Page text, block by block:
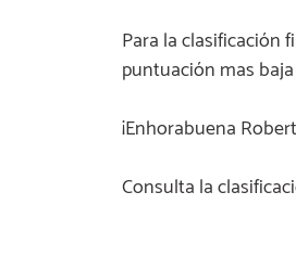
Para la clasificación
puntuación mas
¡Enhorabuena
Consulta la